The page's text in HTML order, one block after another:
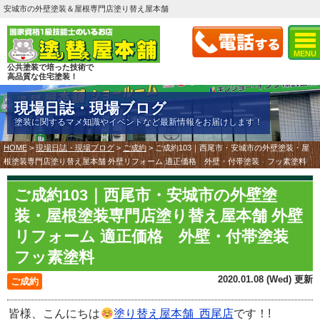
MENU
安城市の外壁塗装＆屋根専門店塗り替え屋本舗
公共塗装で培った技術で
高品質な住宅塗装！
現場日誌・現場ブログ
塗装に関するマメ知識やイベントなど最新情報をお届けします！
HOME >現場日誌・現場ブログ > ご成約 > ご成約103｜西尾市・安城市の外壁塗装・屋
根塗装専門店塗り替え屋本舗 外壁リフォーム 適正価格 外壁・付帯塗装 フッ素塗料
ご成約103｜西尾市・安城市の外壁塗
装・屋根塗装専門店塗り替え屋本舗 外壁
リフォーム 適正価格 外壁・付帯塗装
フッ素塗料
ご成約 2020.01.08 (Wed) 更新
皆様、こんにちは 塗り替え屋本舗 西尾店です！!